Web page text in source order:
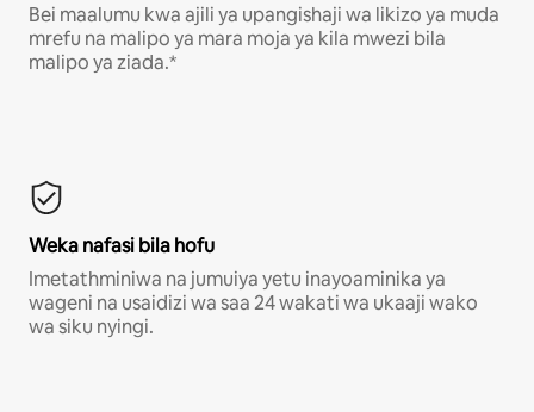
Bei maalumu kwa ajili ya upangishaji wa likizo ya muda
mrefu na malipo ya mara moja ya kila mwezi bila
malipo ya ziada.*
Weka nafasi bila hofu
Imetathminiwa na jumuiya yetu inayoaminika ya
wageni na usaidizi wa saa 24 wakati wa ukaaji wako
wa siku nyingi.